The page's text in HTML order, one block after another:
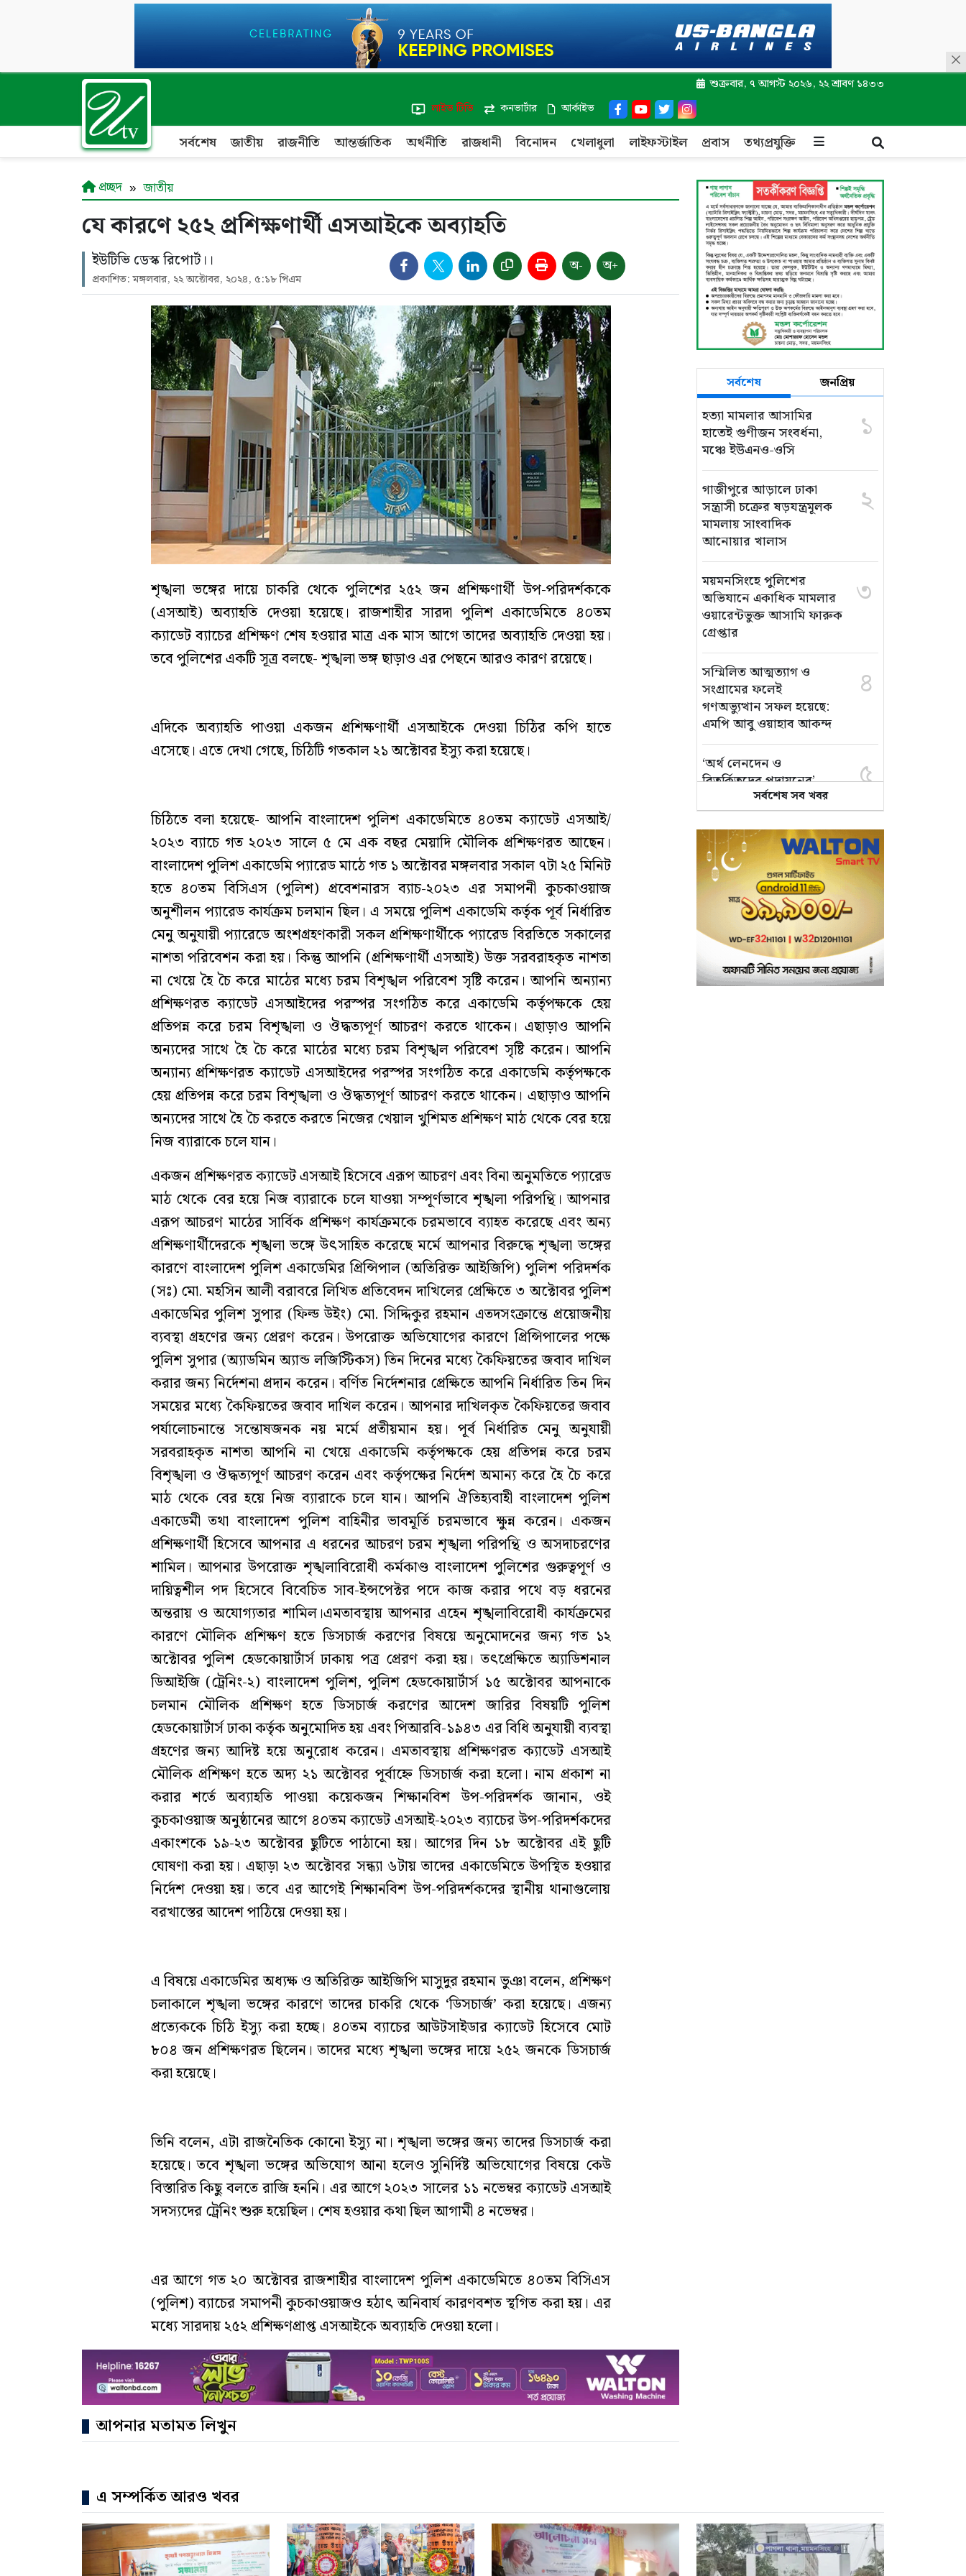
শুক্রবার, ৭ আগস্ট ২০২৬, ২২ শ্রাবণ ১৪৩৩
লাইভ টিভি
কনভার্টার আর্কাইভ
সর্বশেষ জাতীয় রাজনীতি আন্তর্জাতিক অর্থনীতি রাজধানী বিনোদন খেলাধুলা লাইফস্টাইল প্রবাস তথ্যপ্রযুক্তি
প্রচ্ছদ জাতীয়
যে কারণে ২৫২ প্রশিক্ষণার্থী এসআইকে অব্যাহতি
ইউটিভি ডেস্ক রিপোর্ট।।
প্রকাশিত: মঙ্গলবার, ২২ অক্টোবর, ২০২৪, ৫:১৮ পিএম
অ- অ+
শৃঙ্খলা ভঙ্গের দায়ে চাকরি থেকে পুলিশের ২৫২ জন প্রশিক্ষণার্থী উপ-পরিদর্শককে
(এসআই) অব্যাহতি দেওয়া হয়েছে। রাজশাহীর সারদা পুলিশ একাডেমিতে ৪০তম
ক্যাডেট ব্যাচের প্রশিক্ষণ শেষ হওয়ার মাত্র এক মাস আগে তাদের অব্যাহতি দেওয়া হয়।
তবে পুলিশের একটি সূত্র বলছে- শৃঙ্খলা ভঙ্গ ছাড়াও এর পেছনে আরও কারণ রয়েছে।
এদিকে অব্যাহতি পাওয়া একজন প্রশিক্ষণার্থী এসআইকে দেওয়া চিঠির কপি হাতে
এসেছে। এতে দেখা গেছে, চিঠিটি গতকাল ২১ অক্টোবর ইস্যু করা হয়েছে।
চিঠিতে বলা হয়েছে- আপনি বাংলাদেশ পুলিশ একাডেমিতে ৪০তম ক্যাডেট এসআই/
২০২৩ ব্যাচে গত ২০২৩ সালে ৫ মে এক বছর মেয়াদি মৌলিক প্রশিক্ষণরত আছেন।
বাংলাদেশ পুলিশ একাডেমি প্যারেড মাঠে গত ১ অক্টোবর মঙ্গলবার সকাল ৭টা ২৫ মিনিট
হতে ৪০তম বিসিএস (পুলিশ) প্রবেশনারস ব্যাচ-২০২৩ এর সমাপনী কুচকাওয়াজ
অনুশীলন প্যারেড কার্যক্রম চলমান ছিল। এ সময়ে পুলিশ একাডেমি কর্তৃক পূর্ব নির্ধারিত
মেনু অনুযায়ী প্যারেডে অংশগ্রহণকারী সকল প্রশিক্ষণার্থীকে প্যারেড বিরতিতে সকালের
নাশতা পরিবেশন করা হয়। কিন্তু আপনি (প্রশিক্ষণার্থী এসআই) উক্ত সরবরাহকৃত নাশতা
না খেয়ে হৈ চৈ করে মাঠের মধ্যে চরম বিশৃঙ্খল পরিবেশ সৃষ্টি করেন। আপনি অন্যান্য
প্রশিক্ষণরত ক্যাডেট এসআইদের পরস্পর সংগঠিত করে একাডেমি কর্তৃপক্ষকে হেয়
প্রতিপন্ন করে চরম বিশৃঙ্খলা ও ঔদ্ধত্যপূর্ণ আচরণ করতে থাকেন। এছাড়াও আপনি
অন্যদের সাথে হৈ চৈ করে মাঠের মধ্যে চরম বিশৃঙ্খল পরিবেশ সৃষ্টি করেন। আপনি
অন্যান্য প্রশিক্ষণরত ক্যাডেট এসআইদের পরস্পর সংগঠিত করে একাডেমি কর্তৃপক্ষকে
হেয় প্রতিপন্ন করে চরম বিশৃঙ্খলা ও ঔদ্ধত্যপূর্ণ আচরণ করতে থাকেন। এছাড়াও আপনি
অন্যদের সাথে হৈ চৈ করতে করতে নিজের খেয়াল খুশিমত প্রশিক্ষণ মাঠ থেকে বের হয়ে
নিজ ব্যারাকে চলে যান।
একজন প্রশিক্ষণরত ক্যাডেট এসআই হিসেবে এরূপ আচরণ এবং বিনা অনুমতিতে প্যারেড
মাঠ থেকে বের হয়ে নিজ ব্যারাকে চলে যাওয়া সম্পূর্ণভাবে শৃঙ্খলা পরিপন্থি। আপনার
এরূপ আচরণ মাঠের সার্বিক প্রশিক্ষণ কার্যক্রমকে চরমভাবে ব্যাহত করেছে এবং অন্য
প্রশিক্ষণার্থীদেরকে শৃঙ্খলা ভঙ্গে উৎসাহিত করেছে মর্মে আপনার বিরুদ্ধে শৃঙ্খলা ভঙ্গের
কারণে বাংলাদেশ পুলিশ একাডেমির প্রিন্সিপাল (অতিরিক্ত আইজিপি) পুলিশ পরিদর্শক
(সঃ) মো. মহসিন আলী বরাবরে লিখিত প্রতিবেদন দাখিলের প্রেক্ষিতে ৩ অক্টোবর পুলিশ
একাডেমির পুলিশ সুপার (ফিল্ড উইং) মো. সিদ্দিকুর রহমান এতদসংক্রান্তে প্রয়োজনীয়
ব্যবস্থা গ্রহণের জন্য প্রেরণ করেন। উপরোক্ত অভিযোগের কারণে প্রিন্সিপালের পক্ষে
পুলিশ সুপার (অ্যাডমিন অ্যান্ড লজিস্টিকস) তিন দিনের মধ্যে কৈফিয়তের জবাব দাখিল
করার জন্য নির্দেশনা প্রদান করেন। বর্ণিত নির্দেশনার প্রেক্ষিতে আপনি নির্ধারিত তিন দিন
সময়ের মধ্যে কৈফিয়তের জবাব দাখিল করেন। আপনার দাখিলকৃত কৈফিয়তের জবাব
পর্যালোচনান্তে সন্তোষজনক নয় মর্মে প্রতীয়মান হয়। পূর্ব নির্ধারিত মেনু অনুযায়ী
সরবরাহকৃত নাশতা আপনি না খেয়ে একাডেমি কর্তৃপক্ষকে হেয় প্রতিপন্ন করে চরম
বিশৃঙ্খলা ও ঔদ্ধত্যপূর্ণ আচরণ করেন এবং কর্তৃপক্ষের নির্দেশ অমান্য করে হৈ চৈ করে
মাঠ থেকে বের হয়ে নিজ ব্যারাকে চলে যান। আপনি ঐতিহ্যবাহী বাংলাদেশ পুলিশ
একাডেমী তথা বাংলাদেশ পুলিশ বাহিনীর ভাবমূর্তি চরমভাবে ক্ষুন্ন করেন। একজন
প্রশিক্ষণার্থী হিসেবে আপনার এ ধরনের আচরণ চরম শৃঙ্খলা পরিপন্থি ও অসদাচরণের
শামিল। আপনার উপরোক্ত শৃঙ্খলাবিরোধী কর্মকাণ্ড বাংলাদেশ পুলিশের গুরুত্বপূর্ণ ও
দায়িত্বশীল পদ হিসেবে বিবেচিত সাব-ইন্সপেক্টর পদে কাজ করার পথে বড় ধরনের
অন্তরায় ও অযোগ্যতার শামিল।এমতাবস্থায় আপনার এহেন শৃঙ্খলাবিরোধী কার্যক্রমের
কারণে মৌলিক প্রশিক্ষণ হতে ডিসচার্জ করণের বিষয়ে অনুমোদনের জন্য গত ১২
অক্টোবর পুলিশ হেডকোয়ার্টার্স ঢাকায় পত্র প্রেরণ করা হয়। তৎপ্রেক্ষিতে অ্যাডিশনাল
ডিআইজি (ট্রেনিং-২) বাংলাদেশ পুলিশ, পুলিশ হেডকোয়ার্টার্স ১৫ অক্টোবর আপনাকে
চলমান মৌলিক প্রশিক্ষণ হতে ডিসচার্জ করণের আদেশ জারির বিষয়টি পুলিশ
হেডকোয়ার্টার্স ঢাকা কর্তৃক অনুমোদিত হয় এবং পিআরবি-১৯৪৩ এর বিধি অনুযায়ী ব্যবস্থা
গ্রহণের জন্য আদিষ্ট হয়ে অনুরোধ করেন। এমতাবস্থায় প্রশিক্ষণরত ক্যাডেট এসআই
মৌলিক প্রশিক্ষণ হতে অদ্য ২১ অক্টোবর পূর্বাহ্নে ডিসচার্জ করা হলো। নাম প্রকাশ না
করার শর্তে অব্যাহতি পাওয়া কয়েকজন শিক্ষানবিশ উপ-পরিদর্শক জানান, ওই
কুচকাওয়াজ অনুষ্ঠানের আগে ৪০তম ক্যাডেট এসআই-২০২৩ ব্যাচের উপ-পরিদর্শকদের
একাংশকে ১৯-২৩ অক্টোবর ছুটিতে পাঠানো হয়। আগের দিন ১৮ অক্টোবর এই ছুটি
ঘোষণা করা হয়। এছাড়া ২৩ অক্টোবর সন্ধ্যা ৬টায় তাদের একাডেমিতে উপস্থিত হওয়ার
নির্দেশ দেওয়া হয়। তবে এর আগেই শিক্ষানবিশ উপ-পরিদর্শকদের স্থানীয় থানাগুলোয়
বরখাস্তের আদেশ পাঠিয়ে দেওয়া হয়।
এ বিষয়ে একাডেমির অধ্যক্ষ ও অতিরিক্ত আইজিপি মাসুদুর রহমান ভুঞা বলেন, প্রশিক্ষণ
চলাকালে শৃঙ্খলা ভঙ্গের কারণে তাদের চাকরি থেকে ‘ডিসচার্জ’ করা হয়েছে। এজন্য
প্রত্যেককে চিঠি ইস্যু করা হচ্ছে। ৪০তম ব্যাচের আউটসাইডার ক্যাডেট হিসেবে মোট
৮০৪ জন প্রশিক্ষণরত ছিলেন। তাদের মধ্যে শৃঙ্খলা ভঙ্গের দায়ে ২৫২ জনকে ডিসচার্জ
করা হয়েছে।
তিনি বলেন, এটা রাজনৈতিক কোনো ইস্যু না। শৃঙ্খলা ভঙ্গের জন্য তাদের ডিসচার্জ করা
হয়েছে। তবে শৃঙ্খলা ভঙ্গের অভিযোগ আনা হলেও সুনির্দিষ্ট অভিযোগের বিষয়ে কেউ
বিস্তারিত কিছু বলতে রাজি হননি। এর আগে ২০২৩ সালের ১১ নভেম্বর ক্যাডেট এসআই
সদস্যদের ট্রেনিং শুরু হয়েছিল। শেষ হওয়ার কথা ছিল আগামী ৪ নভেম্বর।
এর আগে গত ২০ অক্টোবর রাজশাহীর বাংলাদেশ পুলিশ একাডেমিতে ৪০তম বিসিএস
(পুলিশ) ব্যাচের সমাপনী কুচকাওয়াজও হঠাৎ অনিবার্য কারণবশত স্থগিত করা হয়। এর
মধ্যে সারদায় ২৫২ প্রশিক্ষণপ্রাপ্ত এসআইকে অব্যাহতি দেওয়া হলো।
আপনার মতামত লিখুন
সর্বশেষ জনপ্রিয়
হত্যা মামলার আসামির
হাতেই গুণীজন সংবর্ধনা,
মঞ্চে ইউএনও-ওসি
১
গাজীপুরে আড়ালে ঢাকা
সন্ত্রাসী চক্রের ষড়যন্ত্রমূলক
মামলায় সাংবাদিক
আনোয়ার খালাস
২
ময়মনসিংহে পুলিশের
অভিযানে একাধিক মামলার
ওয়ারেন্টভুক্ত আসামি ফারুক
গ্রেপ্তার
৩
সম্মিলিত আত্মত্যাগ ও
সংগ্রামের ফলেই
গণঅভ্যুত্থান সফল হয়েছে:
এমপি আবু ওয়াহাব আকন্দ
৪
‘অর্থ লেনদেন ও
বিতর্কিতদের পদায়নের’
অভিযোগ, ঈশ্বরগঞ্জে
ছাত্রলীগের একাংশের ঝাড়ু
মিছিল
৫
মানসম্মত শিক্ষা নিশ্চিতে
শ্যামপুরে তৎপর শিক্ষা
অফিসার শাপলা খানম
৬
তাৎক্ষণিক খাদ্য পরীক্ষা
নিশ্চিত করবে ভ্রাম্যমাণ
পরীক্ষাগার: এস এম হুমায়ূন
৭
সর্বশেষ সব খবর
এ সম্পর্কিত আরও খবর